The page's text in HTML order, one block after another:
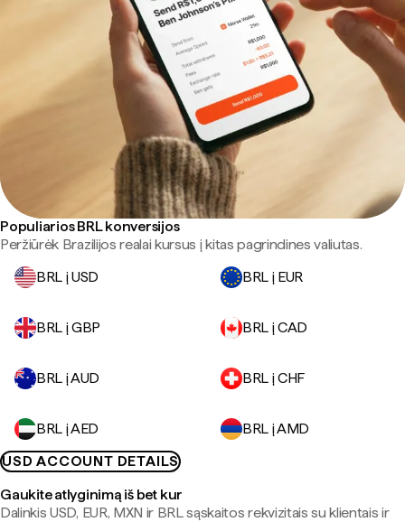
Populiarios BRL konversijos
Peržiūrėk Brazilijos realai kursus į kitas pagrindines valiutas.
BRL į USD
BRL į EUR
BRL į GBP BRL į CAD
BRL į AUD BRL į CHF
BRL į AED
BRL į AMD
USD ACCOUNT DETAILS
Gaukite atlyginimą iš bet kur
Dalinkis USD, EUR, MXN ir BRL sąskaitos rekvizitais su klientais ir